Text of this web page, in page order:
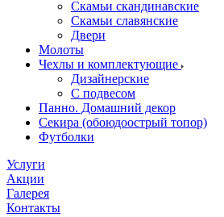
Скамьи скандинавские
Скамьи славянские
Двери
Молоты
Чехлы и комплектующие
Дизайнерские
С подвесом
Панно. Домашний декор
Секира (обоюдоострый топор)
Футболки
Услуги
Акции
Галерея
Контакты